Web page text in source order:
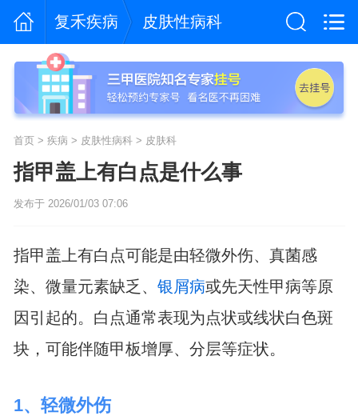
复禾疾病 皮肤性病科
首页> 疾病 > 皮肤性病科> 皮肤科
指甲盖上有白点是什么事
发布于 2026/01/03 07:06
指甲盖上有白点可能是由轻微外伤、真菌感
染、微量元素缺乏、 银屑病或先天性甲病等原
因引起的。白点通常表现为点状或线状白色斑
块，可能伴随甲板增厚、分层等症状。
1、轻微外伤